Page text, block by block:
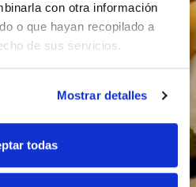
con otra información
o que hayan recopilado a
de sus servicios.
Mostrar detalles
todas